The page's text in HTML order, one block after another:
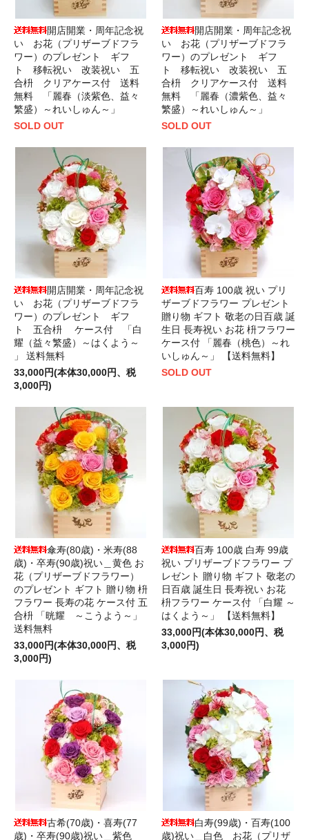
開店開業・周年記念祝
い お花（プリザーブドフラ
ワー）のプレゼント ギフ
ト 移転祝い 改装祝い 五
合枡 クリアケース付 送料
無料 「麗春（淡紫色、益々
繁盛）～れいしゅん～」
SOLD OUT
開店開業・周年記念祝
い お花（プリザーブドフラ
ワー）のプレゼント ギフ
ト 移転祝い 改装祝い 五
合枡 クリアケース付 送料
無料 「麗春（濃紫色、益々
繁盛）～れいしゅん～」
SOLD OUT
開店開業・周年記念祝
い お花（プリザーブドフラ
ワー）のプレゼント ギフ
ト 五合枡 ケース付 「白
耀（益々繁盛）～はくよう～
」 送料無料
33,000円(本体30,000円、税
3,000円)
百寿 100歳 祝い プリ
ザーブドフラワー プレゼント
贈り物 ギフト 敬老の日百歳 誕
生日 長寿祝い お花 枡フラワー
ケース付 「麗春（桃色）～れ
いしゅん～」 【送料無料】
SOLD OUT
傘寿(80歳)・米寿(88
歳)・卒寿(90歳)祝い＿黄色 お
花（プリザーブドフラワー）
のプレゼント ギフト 贈り物 枡
フラワー 長寿の花 ケース付 五
合枡 「晄耀 ～こうよう～」
送料無料
33,000円(本体30,000円、税
3,000円)
百寿 100歳 白寿 99歳
祝い プリザーブドフラワー プ
レゼント 贈り物 ギフト 敬老の
日百歳 誕生日 長寿祝い お花
枡フラワー ケース付 「白耀 ～
はくよう～」 【送料無料】
33,000円(本体30,000円、税
3,000円)
古希(70歳)・喜寿(77
歳)・卒寿(90歳)祝い＿紫色
白寿(99歳)・百寿(100
歳)祝い＿白色 お花（プリザ